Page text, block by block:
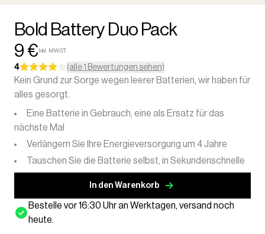
Bold Battery Duo Pack
9 € Inkl. MWST
4 (alle 1 Bewertungen sehen)
Kein Grund zur Sorge wegen leerer Batterien, wir haben für
alles gesorgt.
Eine Batterie in Gebrauch, eine als Ersatz für das
nächste Mal
Verlängern Sie Ihre Energieversorgung um 4 Jahre
Tauschen Sie die Batterie selbst, in Sekundenschnelle
In den Warenkorb
Bestelle vor 16:30 Uhr an Werktagen, versand noch
heute.